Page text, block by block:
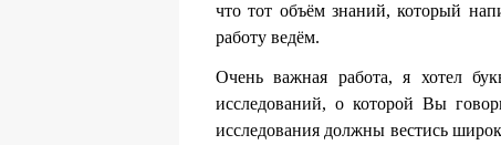
что тот объём знаний, который
работу ведём.
Очень важная работа, я хотел
исследований, о которой Вы
исследования должны вестись